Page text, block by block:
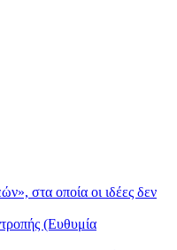
στα οποία οι ιδέες δεν
(Ευθυμία